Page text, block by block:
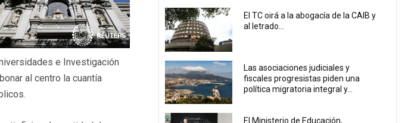
e Investigación
al centro la cuantía
El TC oirá a la abogacía de la CAIB y
al letrado...
Las asociaciones judiciales y
fiscales progresistas piden una
política migratoria integral y...
El Ministerio de Educación,